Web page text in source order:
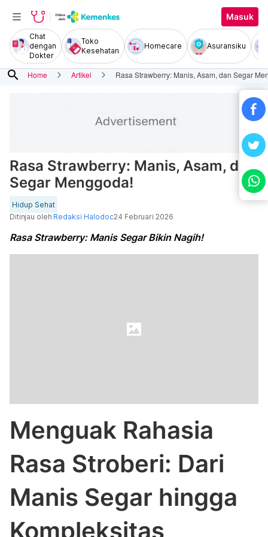
Masuk
Chat
dengan
Dokter
Toko
Kesehatan
Homecare Asuransiku
search Home Artikel Rasa Strawberry: Manis, Asam, dan Segar
Rasa Strawberry: Manis, Asam, dan
Segar Menggoda!
Hidup Sehat
Ditinjau oleh Redaksi Halodoc24 Februari 2026
Rasa Strawberry: Manis Segar Bikin Nagih!
Menguak Rahasia
Rasa Stroberi: Dari
Manis Segar hingga
Kompleksitas